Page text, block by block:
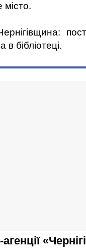
місто.
бібліотеці.